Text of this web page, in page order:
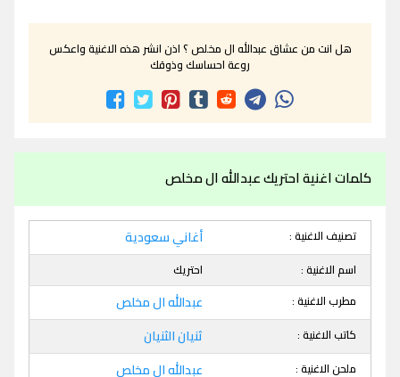
هل انت من عشاق عبدالله ال مخلص ؟ اذن انشر هذه الاغنية واعكس
روعة احساسك وذوقك
كلمات اغنية احتريك عبدالله ال مخلص
تصنيف الاغنية : أغاني سعودية
اسم الاغنية :
احتريك
مطرب الاغنية :
عبدالله ال مخلص
كاتب الاغنية : ثنيان الثنيان
ملحن الاغنية : عبدالله ال مخلص